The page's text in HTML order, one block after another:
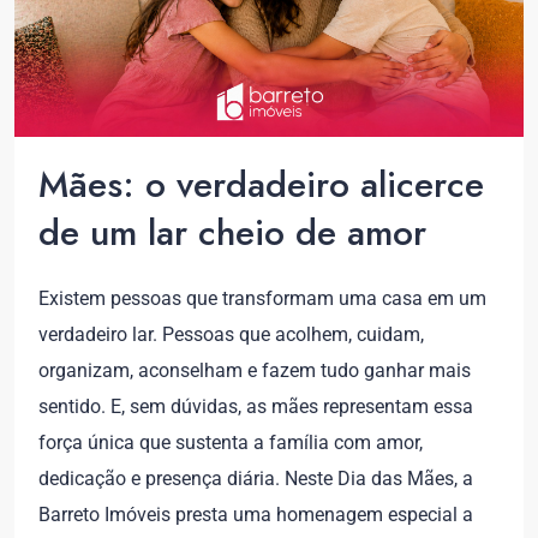
Mães: o verdadeiro alicerce
de um lar cheio de amor
Existem pessoas que transformam uma casa em um
verdadeiro lar. Pessoas que acolhem, cuidam,
organizam, aconselham e fazem tudo ganhar mais
sentido. E, sem dúvidas, as mães representam essa
força única que sustenta a família com amor,
dedicação e presença diária. Neste Dia das Mães, a
Barreto Imóveis presta uma homenagem especial a